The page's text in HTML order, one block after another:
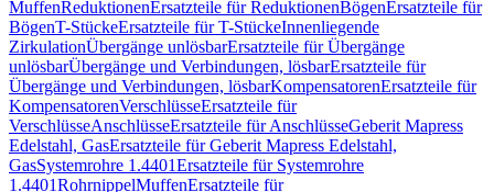
MuffenReduktionenErsatzteile für ReduktionenBögenErsatzteile für
BögenT-StückeErsatzteile für T-StückeInnenliegende
ZirkulationÜbergänge unlösbarErsatzteile für Übergänge
unlösbarÜbergänge und Verbindungen, lösbarErsatzteile für
Übergänge und Verbindungen, lösbarKompensatorenErsatzteile für
KompensatorenVerschlüsseErsatzteile für
VerschlüsseAnschlüsseErsatzteile für AnschlüsseGeberit Mapress
Edelstahl, GasErsatzteile für Geberit Mapress Edelstahl,
GasSystemrohre 1.4401Ersatzteile für Systemrohre
1.4401RohrnippelMuffenErsatzteile für